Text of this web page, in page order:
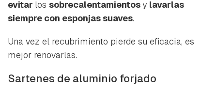
evitar los sobrecalentamientosy lavarlas
siempre con esponjas suaves.
Una vez el recubrimiento pierde su eficacia, es
mejor renovarlas.
Sartenes de aluminio forjado